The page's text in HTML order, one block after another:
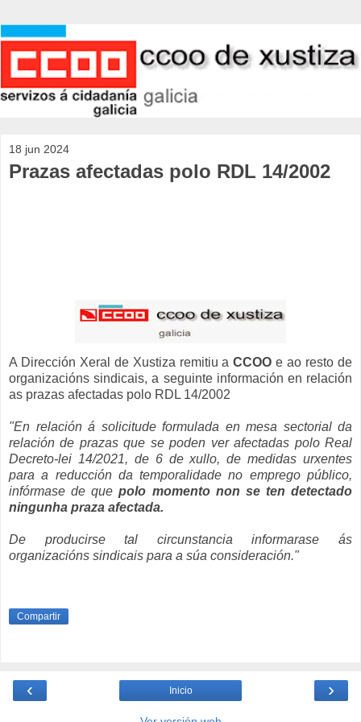
18 jun 2024
Prazas afectadas polo RDL 14/2002
A Dirección Xeral de Xustiza remitiu aCCOO e ao resto de
organizacións sindicais, a seguinte información en relación
as prazas afectadas polo RDL 14/2002
"En relación á solicitude formulada en mesa sectorial da
relación de prazas que se poden ver afectadas polo Real
Decreto-lei 14/2021, de 6 de xullo, de medidas urxentes
para a reducción da temporalidade no emprego público,
infórmase de que polo momento non se ten detectado
ningunha praza afectada.
De producirse tal circunstancia informarase ás
organizacións sindicais para a súa consideración."
Compartir
‹ ›
Inicio